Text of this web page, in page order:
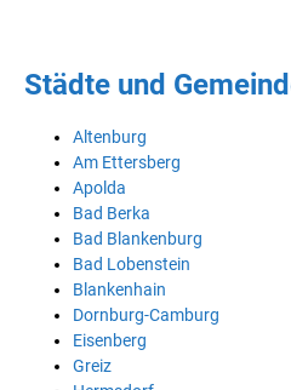
Städte und
Altenburg
Am Ettersberg
Apolda
Bad Berka
Bad Blankenburg
Bad Lobenstein
Blankenhain
Dornburg-Camburg
Eisenberg
Greiz